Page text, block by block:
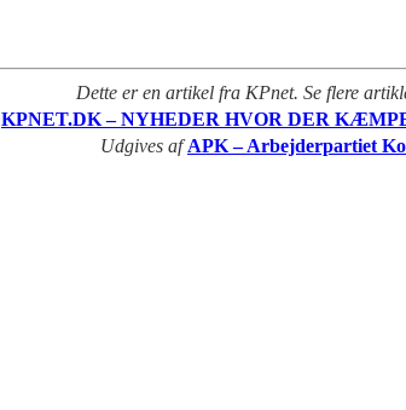
Dette er en artikel fra KPnet. Se flere
KPNET.DK – NYHEDER HVOR DER
Udgives afAPK – Arbejderpartiet